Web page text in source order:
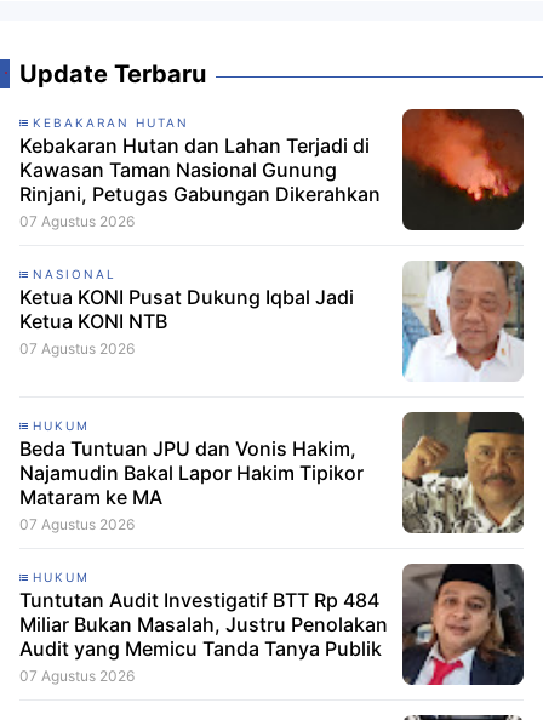
Update Terbaru
KEBAKARAN HUTAN
Kebakaran Hutan dan Lahan Terjadi di
Kawasan Taman Nasional Gunung
Rinjani, Petugas Gabungan Dikerahkan
07 Agustus 2026
NASIONAL
Ketua KONI Pusat Dukung Iqbal Jadi
Ketua KONI NTB
07 Agustus 2026
HUKUM
Beda Tuntuan JPU dan Vonis Hakim,
Najamudin Bakal Lapor Hakim Tipikor
Mataram ke MA
07 Agustus 2026
HUKUM
Tuntutan Audit Investigatif BTT Rp 484
Miliar Bukan Masalah, Justru Penolakan
Audit yang Memicu Tanda Tanya Publik
07 Agustus 2026